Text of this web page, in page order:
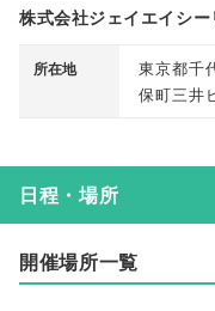
株式会社ジェイエイシ
所在地
東京都千
保町三井
日程・場所
開催場所一覧